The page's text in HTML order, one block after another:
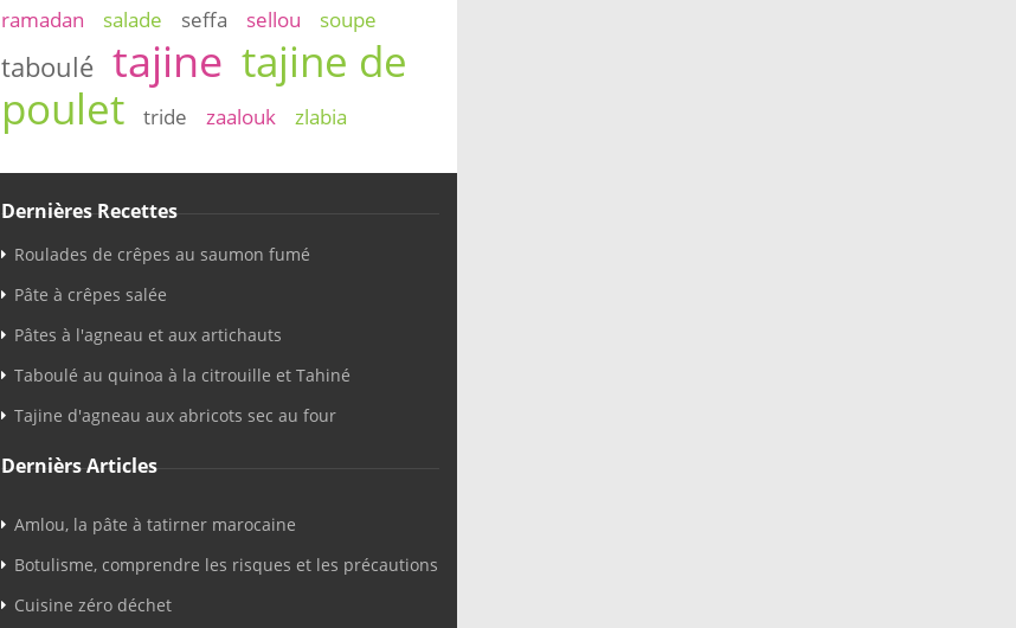
ramadan salade seffa sellou soupe
taboulé tajine tajine de
poulet
tride zaalouk zlabia
Dernières Recettes
Roulades de crêpes au saumon fumé
Pâte à crêpes salée
Pâtes à l'agneau et aux artichauts
Taboulé au quinoa à la citrouille et Tahiné
Tajine d'agneau aux abricots sec au four
Dernièrs Articles
Amlou, la pâte à tatirner marocaine
Botulisme, comprendre les risques et les précautions
Cuisine zéro déchet